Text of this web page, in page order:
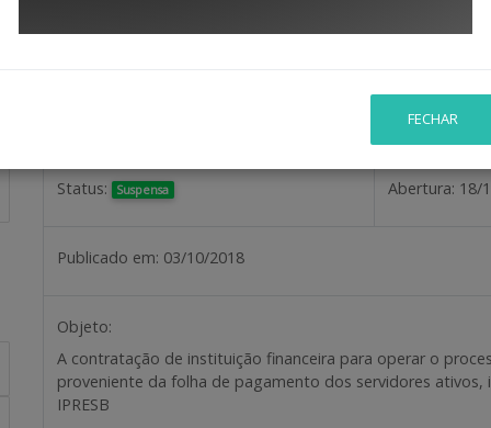
Status: Suspensa Abertura: 18/
Publicado em: 03/10/2018
Objeto:
A contratação de instituição financeira para operar o
proveniente da folha de pagamento dos servidores
IPRESB
FECHAR